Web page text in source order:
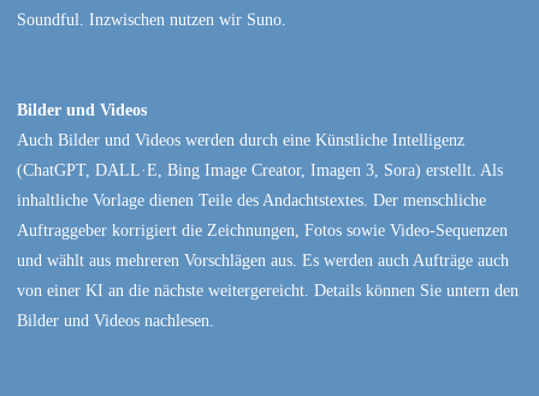
Soundful. Inzwischen nutzen wir Suno.
Bilder und Videos
Auch Bilder und Videos werden durch eine Künstliche Intelligenz
(ChatGPT, DALL·E, Bing Image Creator, Imagen 3, Sora) erstellt. Als
inhaltliche Vorlage dienen Teile des Andachtstextes. Der menschliche
Auftraggeber korrigiert die Zeichnungen, Fotos sowie Video-Sequenzen
und wählt aus mehreren Vorschlägen aus. Es werden auch Aufträge auch
von einer KI an die nächste weitergereicht. Details können Sie untern den
Bilder und Videos nachlesen.